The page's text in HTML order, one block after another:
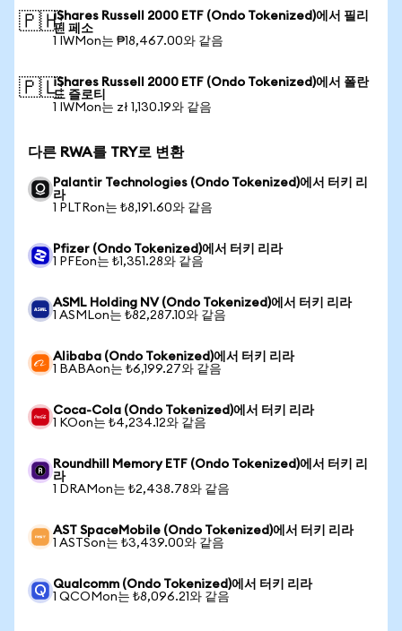
🇵🇭iShares Russell 2000 ETF (Ondo Tokenized)에서 필리
핀 페소
1 IWMon는 ₱18,467.00와 같음
🇵🇱iShares Russell 2000 ETF (Ondo Tokenized)에서 폴란
드 즐로티
1 IWMon는 zł 1,130.19와 같음
다른 RWA를 TRY로 변환
Palantir Technologies (Ondo Tokenized)에서 터키 리
라
1 PLTRon는 ₺8,191.60와 같음
Pfizer (Ondo Tokenized)에서 터키 리라
1 PFEon는 ₺1,351.28와 같음
ASML Holding NV (Ondo Tokenized)에서 터키 리라
1 ASMLon는 ₺82,287.10와 같음
Alibaba (Ondo Tokenized)에서 터키 리라
1 BABAon는 ₺6,199.27와 같음
Coca-Cola (Ondo Tokenized)에서 터키 리라
1 KOon는 ₺4,234.12와 같음
Roundhill Memory ETF (Ondo Tokenized)에서 터키 리
라
1 DRAMon는 ₺2,438.78와 같음
AST SpaceMobile (Ondo Tokenized)에서 터키 리라
1 ASTSon는 ₺3,439.00와 같음
Qualcomm (Ondo Tokenized)에서 터키 리라
1 QCOMon는 ₺8,096.21와 같음